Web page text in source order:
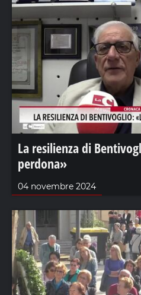
La resilienza di
perdona»
04 novembre 2024